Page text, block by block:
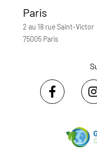
Paris
2 au 18 rue Saint-Victor
75005 Paris